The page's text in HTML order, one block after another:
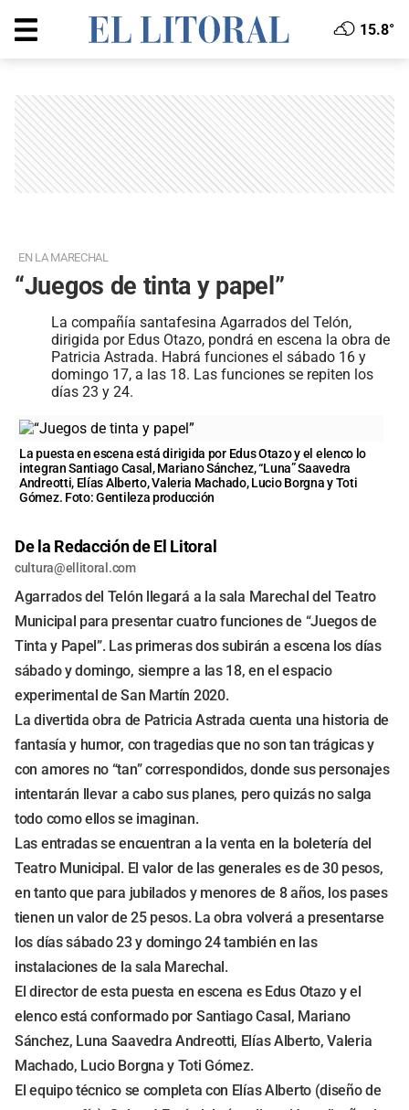
15.8°
EN LA MARECHAL
“Juegos de tinta y papel”
La compañía santafesina Agarrados del Telón,
dirigida por Edus Otazo, pondrá en escena la obra de
Patricia Astrada. Habrá funciones el sábado 16 y
domingo 17, a las 18. Las funciones se repiten los
días 23 y 24.
La puesta en escena está dirigida por Edus Otazo y el elenco lo
integran Santiago Casal, Mariano Sánchez, “Luna” Saavedra
Andreotti, Elías Alberto, Valeria Machado, Lucio Borgna y Toti
Gómez. Foto: Gentileza producción
De la Redacción de El Litoral
cultura@ellitoral.com
Agarrados del Telón llegará a la sala Marechal del Teatro
Municipal para presentar cuatro funciones de “Juegos de
Tinta y Papel”. Las primeras dos subirán a escena los días
sábado y domingo, siempre a las 18, en el espacio
experimental de San Martín 2020.
La divertida obra de Patricia Astrada cuenta una historia de
fantasía y humor, con tragedias que no son tan trágicas y
con amores no “tan” correspondidos, donde sus personajes
intentarán llevar a cabo sus planes, pero quizás no salga
todo como ellos se imaginan.
Las entradas se encuentran a la venta en la boletería del
Teatro Municipal. El valor de las generales es de 30 pesos,
en tanto que para jubilados y menores de 8 años, los pases
tienen un valor de 25 pesos. La obra volverá a presentarse
los días sábado 23 y domingo 24 también en las
instalaciones de la sala Marechal.
El director de esta puesta en escena es Edus Otazo y el
elenco está conformado por Santiago Casal, Mariano
Sánchez, Luna Saavedra Andreotti, Elías Alberto, Valeria
Machado, Lucio Borgna y Toti Gómez.
El equipo técnico se completa con Elías Alberto (diseño de